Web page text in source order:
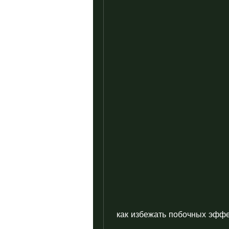
как избежать побочных